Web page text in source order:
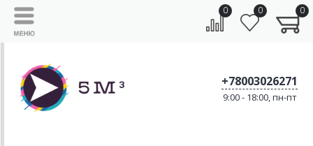
0 0 0
+78003026271
9:00 - 18:00, пн-пт